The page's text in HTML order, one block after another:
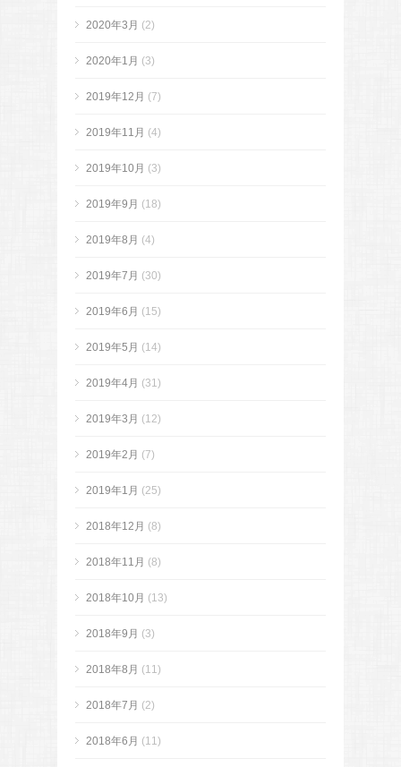
2020年3月 (2)
2020年1月 (3)
2019年12月 (7)
2019年11月 (4)
2019年10月 (3)
2019年9月 (18)
2019年8月 (4)
2019年7月 (30)
2019年6月 (15)
2019年5月 (14)
2019年4月 (31)
2019年3月 (12)
2019年2月 (7)
2019年1月 (25)
2018年12月 (8)
2018年11月 (8)
2018年10月 (13)
2018年9月 (3)
2018年8月 (11)
2018年7月 (2)
2018年6月 (11)